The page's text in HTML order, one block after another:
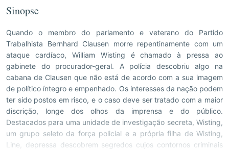
Sinopse
Quando o membro do parlamento e veterano do Partido
Trabalhista Bernhard Clausen morre repentinamente com um
ataque cardíaco, William Wisting é chamado à pressa ao
gabinete do procurador-geral. A polícia descobriu algo na
cabana de Clausen que não está de acordo com a sua imagem
de político íntegro e empenhado. Os interesses da nação podem
ter sido postos em risco, e o caso deve ser tratado com a maior
discrição, longe dos olhos da imprensa e do público.
Destacados para uma unidade de investigação secreta, Wisting,
um grupo seleto da força policial e a própria filha de Wisting,
Line, depressa descobrem segredos cujos contornos criminais